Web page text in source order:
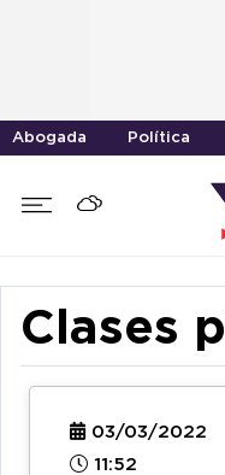
Abogada Política
Clases
03/03/2022
11:52